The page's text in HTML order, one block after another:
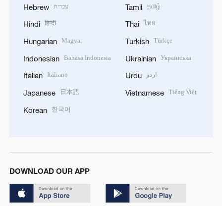
Hebrew עברית
Hindi हिन्दी
Hungarian Magyar
Indonesian Bahasa Indonesia
Italian Italiano
Japanese 日本語
Korean 한국어
Tamil தமிழ்
Thai ไทย
Turkish Türkçe
Ukrainian Українська
Urdu اردو
Vietnamese Tiếng Việt
DOWNLOAD OUR APP